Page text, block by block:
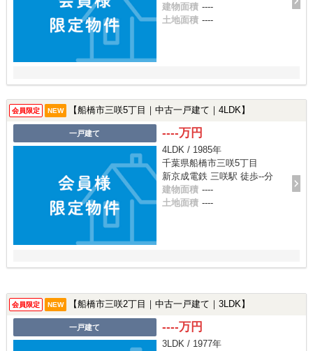
建物面積 ----
土地面積 ----
会員限定 NEW 【船橋市三咲5丁目｜中古一戸建て｜4LDK】
一戸建て ----万円
4LDK / 1985年
千葉県船橋市三咲5丁目
新京成電鉄 三咲駅 徒歩--分
建物面積 ----
土地面積 ----
会員限定 NEW 【船橋市三咲2丁目｜中古一戸建て｜3LDK】
一戸建て ----万円
3LDK / 1977年